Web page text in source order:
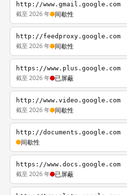
http://www.gmail.google.com
截至 2026 年 间歇性
http://feedproxy.google.com
截至 2026 年 间歇性
https://www.plus.google.com
截至 2026 年 已屏蔽
http://www.video.google.com
截至 2026 年 间歇性
http://documents.google.com
间歇性
https://www.docs.google.com
截至 2026 年 已屏蔽